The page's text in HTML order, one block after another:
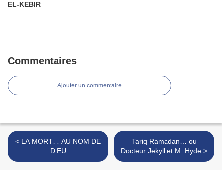
EL-KEBIR
Commentaires
Ajouter un commentaire
< LA MORT… AU NOM DE
DIEU
Tariq Ramadan… ou
Docteur Jekyll et M. Hyde >